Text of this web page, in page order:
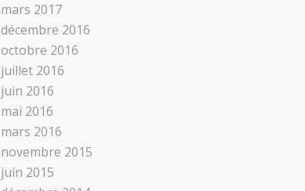
mars 2017
décembre 2016
octobre 2016
juillet 2016
juin 2016
mai 2016
mars 2016
novembre 2015
juin 2015